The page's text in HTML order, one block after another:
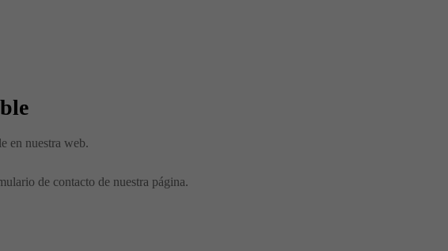
en nuestra web.
de contacto de nuestra página.